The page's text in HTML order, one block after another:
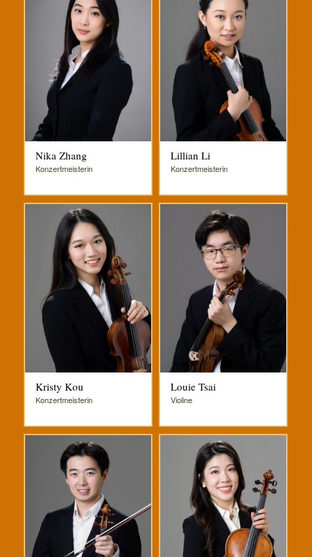
Nika Zhang
Konzertmeisterin
Lillian Li
Konzertmeisterin
Kristy Kou
Konzertmeisterin
Louie Tsai
Violine